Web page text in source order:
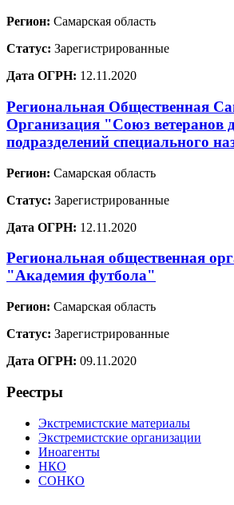
Регион: Самарская область
Статус: Зарегистрированные
Дата ОГРН: 12.11.2020
Региональная Общественная
Организация "Союз ветеранов
подразделений специального
Регион: Самарская область
Статус: Зарегистрированные
Дата ОГРН: 12.11.2020
Региональная общественная
"Академия футбола"
Регион: Самарская область
Статус: Зарегистрированные
Дата ОГРН: 09.11.2020
Реестры
Экстремистские материалы
Экстремистские организации
Иноагенты
НКО
СОНКО